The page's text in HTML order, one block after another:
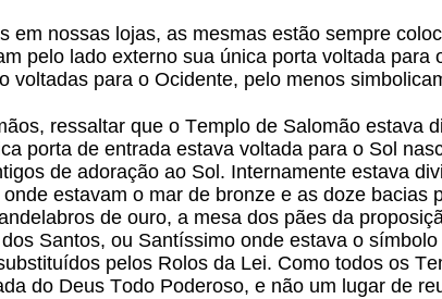
em nossas lojas, as mesmas estão sempre
pelo lado externo sua única porta voltada para
voltadas para o Ocidente, pelo menos
ressaltar que o Templo de Salomão estava
porta de entrada estava voltada para o Sol
de adoração ao Sol. Internamente estava
estavam o mar de bronze e as doze bacias
de ouro, a mesa dos pães da
Santos, ou Santíssimo onde estava o
pelos Rolos da Lei. Como todos os
do Deus Todo Poderoso, e não um lugar de